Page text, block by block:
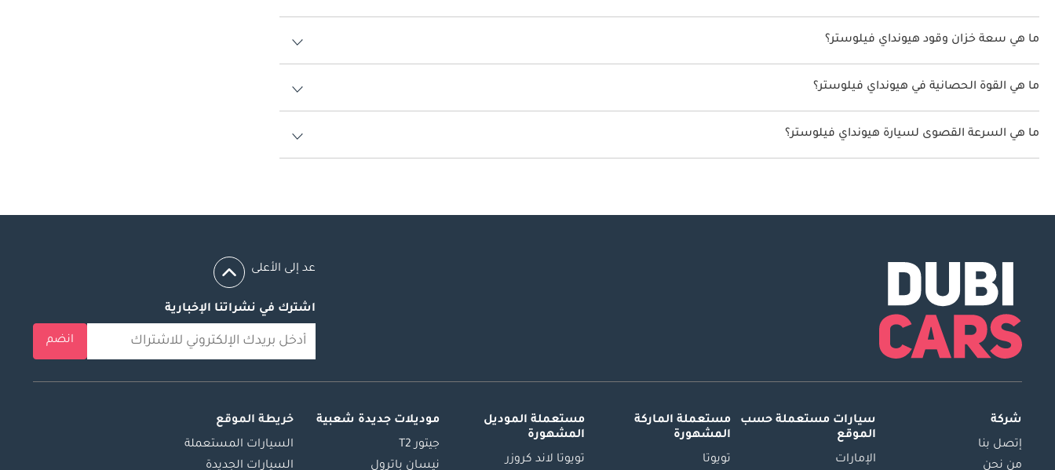
يتراوح استهلاك الوقود لسيارة هيونداي فيلوستر بين 12.8 كم/ليتر - 13.9 كم/ليتر.
ما هي سعة خزان وقود هيونداي فيلوستر؟
سعة خزان وقود هيونداي فيلوستر 50 ليتر.
ما هي القوة الحصانية في هيونداي فيلوستر؟
تنتج هيونداي فيلوستر قوة 147 حصان - 204 حصان.
ما هي السرعة القصوى لسيارة هيونداي فيلوستر؟
السرعة القصوى لسيارة هيونداي فيلوستر هي 190 كم/الساعة.
عد إلى الأعلى
اشترك في نشراتنا الإخبارية
انضم
شركة
إتصل بنا
من نحن
سيارات مستعملة حسب
الموقع
الإمارات
مستعملة الماركة
المشهورة
تويوتا
مستعملة الموديل
المشهورة
تويوتا لاند كروزر
موديلات جديدة شعبية
جيتور T2
نيسان باترول
خريطة الموقع
السيارات المستعملة
السيارات الجديدة